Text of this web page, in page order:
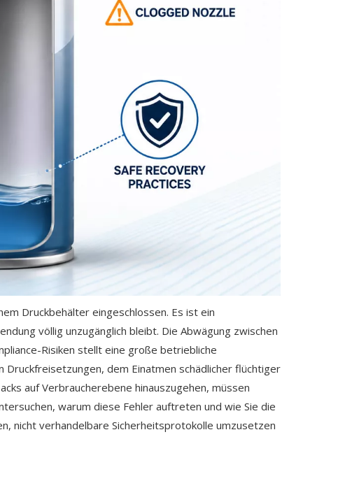
Druckbehälter eingeschlossen. Es ist ein
völlig unzugänglich bleibt. Die Abwägung zwischen
Risiken stellt eine große betriebliche
dem Einatmen schädlicher flüchtiger
auf Verbraucherebene hinauszugehen, müssen
warum diese Fehler auftreten und wie Sie die
nicht verhandelbare Sicherheitsprotokolle umzusetzen